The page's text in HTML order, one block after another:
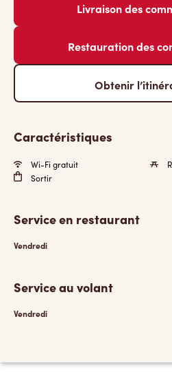
Livraison des
Restauration des
Obtenir
Caractéristiques
Wi-Fi gratuit
Sortir
Service en restaurant
Vendredi
Service au volant
Vendredi